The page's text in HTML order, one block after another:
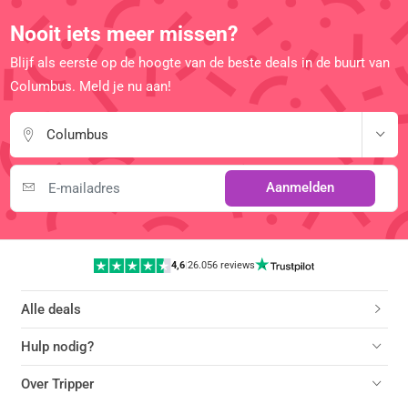
Nooit iets meer missen?
Blijf als eerste op de hoogte van de beste deals in de buurt van
Columbus. Meld je nu aan!
Columbus
Aanmelden
4,6 |26.056 reviews
Alle deals
Hulp nodig?
Over Tripper